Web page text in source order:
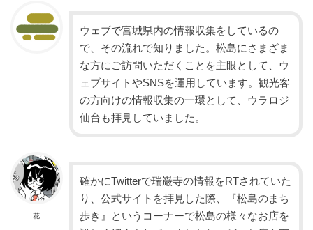
ウェブで宮城県内の情報収集をしているの
で、その流れで知りました。松島にさまざま
な方にご訪問いただくことを主眼として、ウ
ェブサイトやSNSを運用しています。観光客
の方向けの情報収集の一環として、ウラロジ
仙台も拝見していました。
花
確かにTwitterで瑞巌寺の情報をRTされていた
り、公式サイトを拝見した際、『松島のまち
歩き』というコーナーで松島の様々なお店を